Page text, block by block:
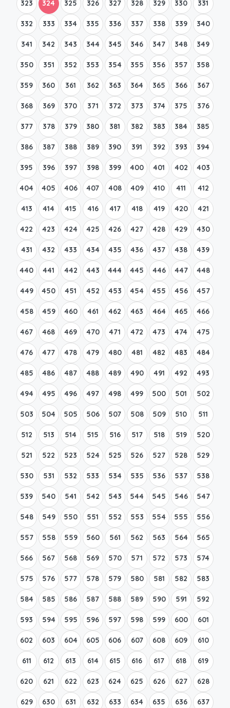
323 324 325 326 327 328 329 330 331
332 333 334 335 336 337 338 339 340
341 342 343 344 345 346 347 348 349
350 351 352 353 354 355 356 357 358
359 360 361 362 363 364 365 366 367
368 369 370 371 372 373 374 375 376
377 378 379 380 381 382 383 384 385
386 387 388 389 390 391 392 393 394
395 396 397 398 399 400 401 402 403
404 405 406 407 408 409 410 411 412
413 414 415 416 417 418 419 420 421
422 423 424 425 426 427 428 429 430
431 432 433 434 435 436 437 438 439
440 441 442 443 444 445 446 447 448
449 450 451 452 453 454 455 456 457
458 459 460 461 462 463 464 465 466
467 468 469 470 471 472 473 474 475
476 477 478 479 480 481 482 483 484
485 486 487 488 489 490 491 492 493
494 495 496 497 498 499 500 501 502
503 504 505 506 507 508 509 510 511
512 513 514 515 516 517 518 519 520
521 522 523 524 525 526 527 528 529
530 531 532 533 534 535 536 537 538
539 540 541 542 543 544 545 546 547
548 549 550 551 552 553 554 555 556
557 558 559 560 561 562 563 564 565
566 567 568 569 570 571 572 573 574
575 576 577 578 579 580 581 582 583
584 585 586 587 588 589 590 591 592
593 594 595 596 597 598 599 600 601
602 603 604 605 606 607 608 609 610
611 612 613 614 615 616 617 618 619
620 621 622 623 624 625 626 627 628
629 630 631 632 633 634 635 636 637